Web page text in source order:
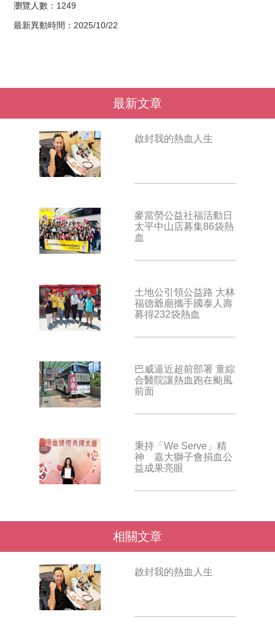
瀏覽人數：1249
最新異動時間：2025/10/22
最新文章
啟封我的熱血人生
麥當勞公益社福活動日
太平中山店募集86袋熱
血
土地公引領公益路 大林
福德爺廟攜手國泰人壽
募得232袋熱血
巴威逼近超前部署 童綜
合醫院讓熱血跑在颱風
前面
秉持「We Serve」精
神 嘉大獅子會捐血公
益成果亮眼
相關文章
啟封我的熱血人生